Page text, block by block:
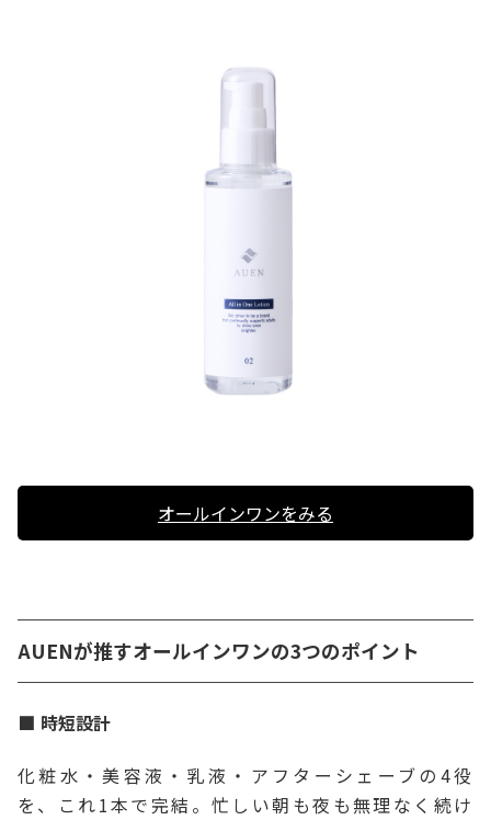
オールインワンをみる
AUENが推すオールインワンの3つのポイント
時短設計
化粧水・美容液・乳液・アフターシェーブの4役
を、これ1本で完結。忙しい朝も夜も無理なく続け